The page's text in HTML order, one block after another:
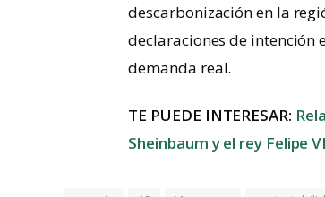
descarbonización en la
declaraciones de intención
demanda real.
TE PUEDE INTERESAR:
Sheinbaum y el rey Felipe VI